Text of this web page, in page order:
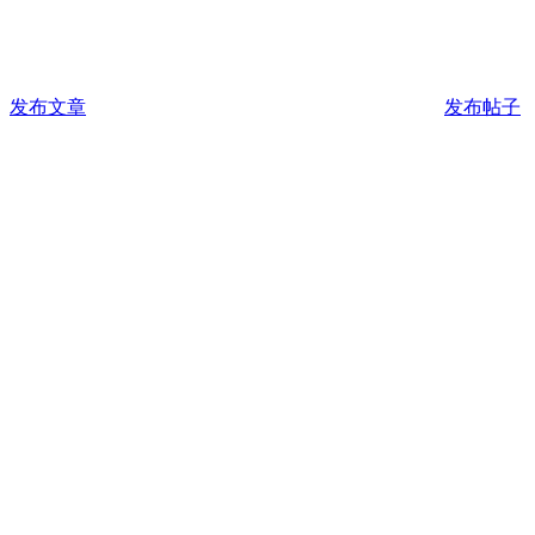
发布文章 发布帖子